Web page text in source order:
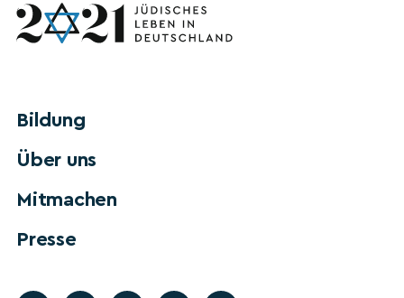
Bildung
Über uns
Mitmachen
Presse